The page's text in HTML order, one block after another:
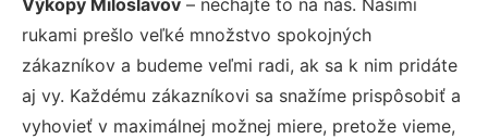
Výkopy Miloslavov – nechajte to na nás. Našimi
rukami prešlo veľké množstvo spokojných
zákazníkov a budeme veľmi radi, ak sa k nim pridáte
aj vy. Každému zákazníkovi sa snažíme prispôsobiť a
vyhovieť v maximálnej možnej miere, pretože vieme,